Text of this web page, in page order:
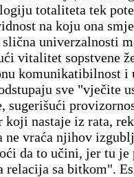
totaliteta tek
na koju ona
univerzalnosti
vitalitet sopstvene
komunikatibilnost i
sve "vječite
sugerišući
koji nastaje iz rata,
ne vraća njihov
da to učini, jer tu je
relacija sa bitkom".